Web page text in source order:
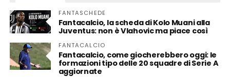
FANTASCHEDE
Fantacalcio, la scheda di Kolo Muani alla
Juventus: non è Vlahovic ma piace così
FANTACALCIO
Fantacalcio, come giocherebbero oggi: le
formazioni tipo delle 20 squadre di Serie A
aggiornate